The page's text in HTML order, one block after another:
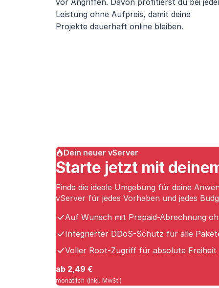
Leistung ohne Aufpreis, damit deine
Projekte dauerhaft online bleiben.
Dein neuer vServer
Starte jetzt mit
Finde die ideale Umgebung für deine
vServer für jedes Vorhaben und jedes
Auf Wunsch mit Prepaid-Abrechnung
Integrierter DDoS-Schutz für alle
Voller Root-Zugriff für absolute Freiheit
ab 2,49 €
monatlich (inkl. MwSt.)